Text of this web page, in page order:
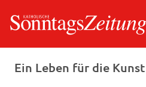
Montag, 16.09.2024, 12:19
Ein Leben für die